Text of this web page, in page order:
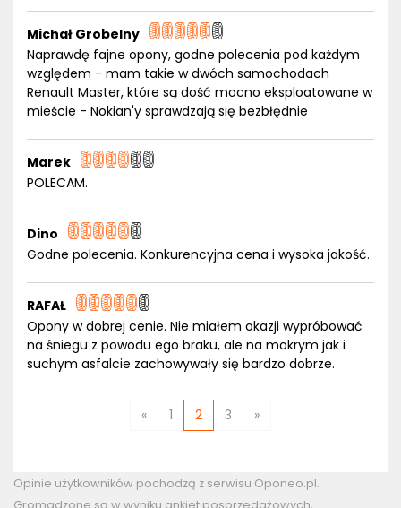
Michał Grobelny
Naprawdę fajne opony, godne polecenia pod każdym
względem - mam takie w dwóch samochodach
Renault Master, które są dość mocno eksploatowane w
mieście - Nokian'y sprawdzają się bezbłędnie
Marek
POLECAM.
Dino
Godne polecenia. Konkurencyjna cena i wysoka jakość.
RAFAŁ
Opony w dobrej cenie. Nie miałem okazji wypróbować
na śniegu z powodu ego braku, ale na mokrym jak i
suchym asfalcie zachowywały się bardzo dobrze.
« 1 2 3 »
Opinie użytkowników pochodzą z serwisu Oponeo.pl.
Gromadzone są w wyniku ankiet posprzedażowych,